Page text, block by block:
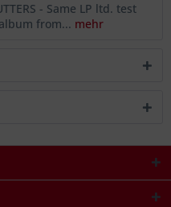
- Same LP ltd. test
from... mehr